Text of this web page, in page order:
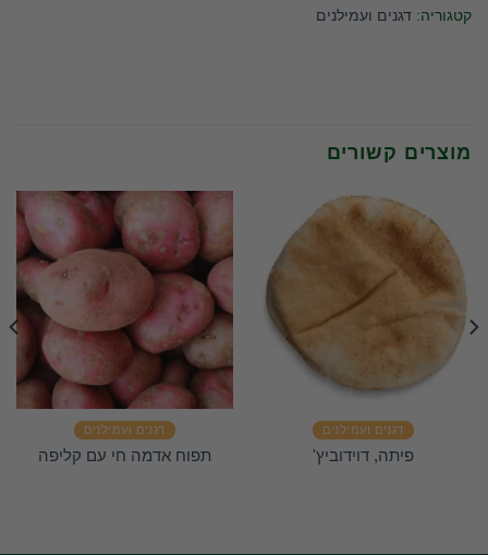
קטגוריה: דגנים ועמילנים
מוצרים קשורים
דגנים ועמילנים
פיתה, דוידוביץ'
דגנים ועמילנים
תפוח אדמה חי עם קליפה